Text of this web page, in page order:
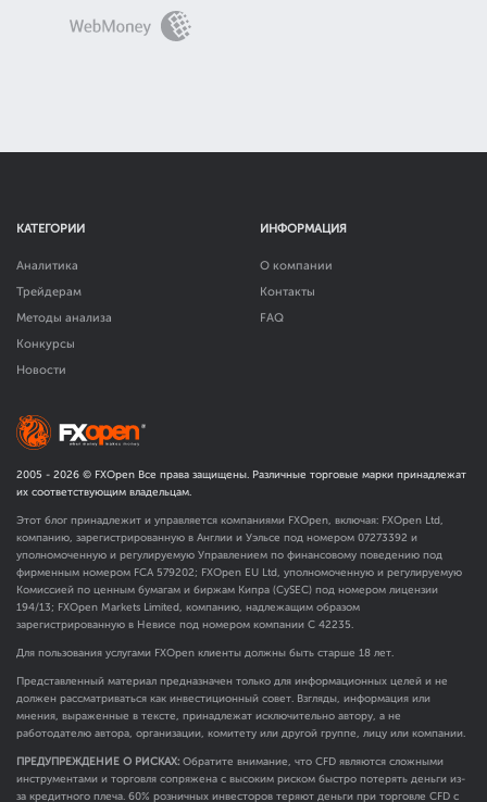
КАТЕГОРИИ
Аналитика
Трейдерам
Методы анализа
Конкурсы
Новости
ИНФОРМАЦИЯ
О компании
Контакты
FAQ
2005 - 2026 © FXOpen Все права защищены. Различные торговые марки принадлежат
их соответствующим владельцам.
Этот блог принадлежит и управляется компаниями FXOpen, включая: FXOpen Ltd,
компанию, зарегистрированную в Англии и Уэльсе под номером 07273392 и
уполномоченную и регулируемую Управлением по финансовому поведению под
фирменным номером FCA 579202; FXOpen EU Ltd, уполномоченную и регулируемую
Комиссией по ценным бумагам и биржам Кипра (CySEC) под номером лицензии
194/13; FXOpen Markets Limited, компанию, надлежащим образом
зарегистрированную в Невисе под номером компании C 42235.
Для пользования услугами FXOpen клиенты должны быть старше 18 лет.
Представленный материал предназначен только для информационных целей и не
должен рассматриваться как инвестиционный совет. Взгляды, информация или
мнения, выраженные в тексте, принадлежат исключительно автору, а не
работодателю автора, организации, комитету или другой группе, лицу или компании.
ПРЕДУПРЕЖДЕНИЕ О РИСКАХ: Обратите внимание, что CFD являются сложными
инструментами и торговля сопряжена с высоким риском быстро потерять деньги из-
за кредитного плеча. 60% розничных инвесторов теряют деньги при торговле CFD с